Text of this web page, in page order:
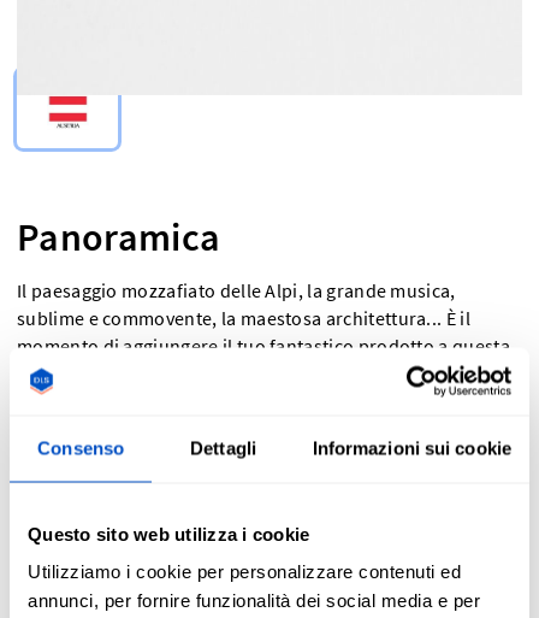
Consenso Dettagli Informazioni sui cookie
Questo sito web utilizza i cookie
Utilizziamo i cookie per personalizzare contenuti ed
annunci, per fornire funzionalità dei social media e per
Panoramica
Il paesaggio mozzafiato delle Alpi, la grande musica,
sublime e commovente, la maestosa architettura... È il
momento di aggiungere il tuo fantastico prodotto a questa
lista di cose straordinarie prodotte in Austria. E perché non
farlo con un'etichetta Made in Austria? Queste etichette
Austria o per soddisfare i requisiti normativi. E se questo
non bastasse, sono anche molto carine! Le etichette Made
con cura e tessute sui nostri telai jacquard per dare vita ad
etichette pensate per durare a lungo. Le nostre etichette
Made in Austria hanno un margine di cucitura ed una piega